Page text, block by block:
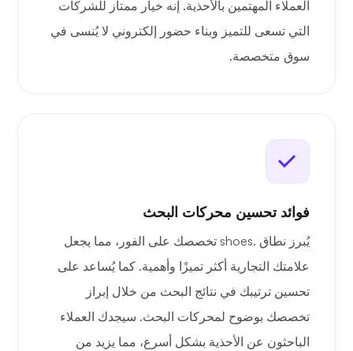
العملاء المهتمين بالأحذية. إنه خيار ممتاز للشركات
التي تسعى للتميز وبناء حضور إلكتروني لا يُنسى في
سوق متخصصة.
فوائد تحسين محركات البحث
يُبرز نطاق .shoes تخصصك على الفور، مما يجعل
علامتك التجارية أكثر تميزًا وأهمية. كما يُساعد على
تحسين ترتيبك في نتائج البحث من خلال إبراز
تخصصك بوضوح لمحركات البحث. سيجدك العملاء
الباحثون عن الأحذية بشكل أسرع، مما يزيد من